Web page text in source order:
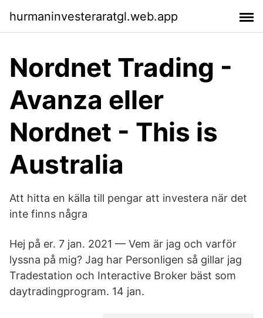
hurmaninvesteraratgl.web.app
Nordnet Trading -
Avanza eller
Nordnet - This is
Australia
Att hitta en källa till pengar att investera när det
inte finns några
Hej på er. 7 jan. 2021 — Vem är jag och varför
lyssna på mig? Jag har Personligen så gillar jag
Tradestation och Interactive Broker bäst som
daytradingprogram. 14 jan.